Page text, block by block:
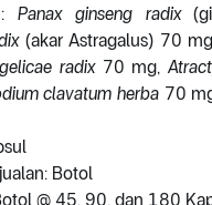
Panax ginseng radix
(akar Astragalus) 70
radix70 mg,
clavatum herba70
Botol
@ 45, 90, dan 180